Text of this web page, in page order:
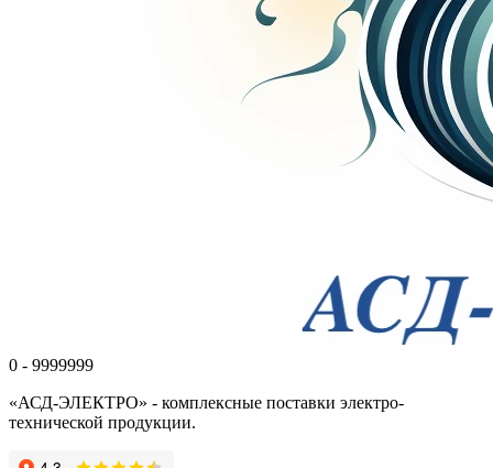
0 - 9999999
«АСД-ЭЛЕКТРО» - комплексные поставки электро-
технической продукции.